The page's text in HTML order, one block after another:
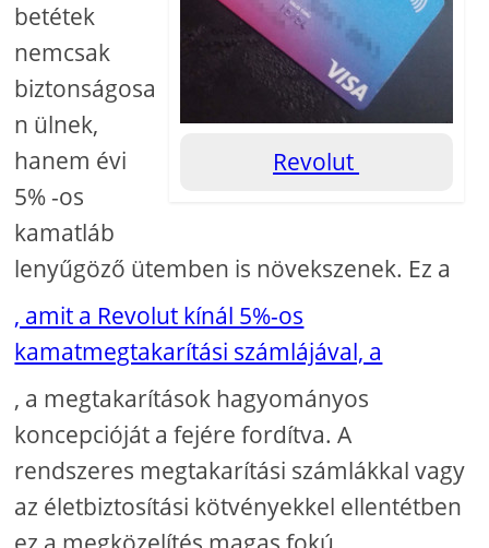
Revolut
betétek
nemcsak
biztonságosa
n ülnek,
hanem évi
5% -os
kamatláb
lenyűgöző ütemben is növekszenek. Ez a
, amit a Revolut kínál 5%-os
kamatmegtakarítási számlájával, a
, a megtakarítások hagyományos
koncepcióját a fejére fordítva. A
rendszeres megtakarítási számlákkal vagy
az életbiztosítási kötvényekkel ellentétben